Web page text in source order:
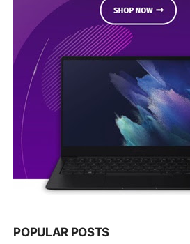
POPULAR POSTS